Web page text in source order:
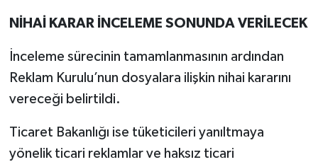
NİHAİ KARAR İNCELEME SONUNDA VERİLECEK
İnceleme sürecinin tamamlanmasının ardından
Reklam Kurulu’nun dosyalara ilişkin nihai kararını
vereceği belirtildi.
Ticaret Bakanlığı ise tüketicileri yanıltmaya
yönelik ticari reklamlar ve haksız ticari